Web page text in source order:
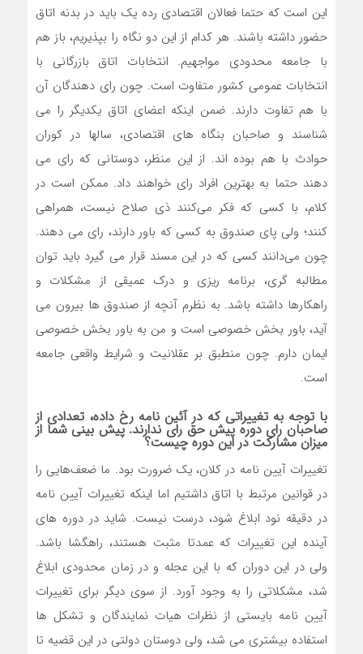
این است که حتما فعالان اقتصادی رده یک باید در بدنه اتاق
حضور داشته باشند. هر کدام از این دو نگاه را بپذیریم، باز هم
با جامعه محدودی مواجهیم. انتخابات اتاق بازرگانی با
انتخابات عمومی کشور متفاوت است. چون رای دهندگان آن
با هم تفاوت دارند. ضمن اینکه اعضای اتاق یکدیگر را می
شناسند و صاحبان بنگاه های اقتصادی، سالها در کوران
حوادث با هم بوده اند. از این منظر، دوستانی که رای می
دهند حتما به بهترین افراد رای خواهند داد. ممکن است در
کلام، با کسی که فکر می‌کنند ذی صلاح نیست، همراهی
کنند؛ ولی پای صندوق به کسی که باور دارند، رای می دهند.
چون می‌دانند کسی که در این مسند قرار می گیرد باید توان
مطالبه گری، برنامه ریزی و درک عمیقی از مشکلات و
راهکارها داشته باشد. به نظرم آنچه از صندوق ها بیرون می
آید، باور بخش خصوصی است و من به باور بخش خصوصی
ایمان دارم. چون منطبق بر عقلانیت و شرایط واقعی جامعه
است.
با توجه به تغییراتی که در آئین نامه رخ داده، تعدادی از
صاحبان رای دوره پیش حق رای ندارند. پیش بینی شما از
میزان مشارکت در این دوره چیست؟
تغییرات آیین نامه در کلان، یک ضرورت بود. ما ضعف‌هایی را
در قوانین مرتبط با اتاق داشتیم اما اینکه تغییرات آیین نامه
در دقیقه نود ابلاغ شود، درست نیست. شاید در دوره های
آینده این تغییرات که عمدتا مثبت هستند، راهگشا باشد.
ولی در این دوران که با این عجله و در زمان محدودی ابلاغ
شد، مشکلاتی را به وجود آورد. از سوی دیگر برای تغییرات
آیین نامه بایستی از نظرات هیات نمایندگان و تشکل ها
استفاده بیشتری می شد، ولی دوستان دولتی در این قضیه تا